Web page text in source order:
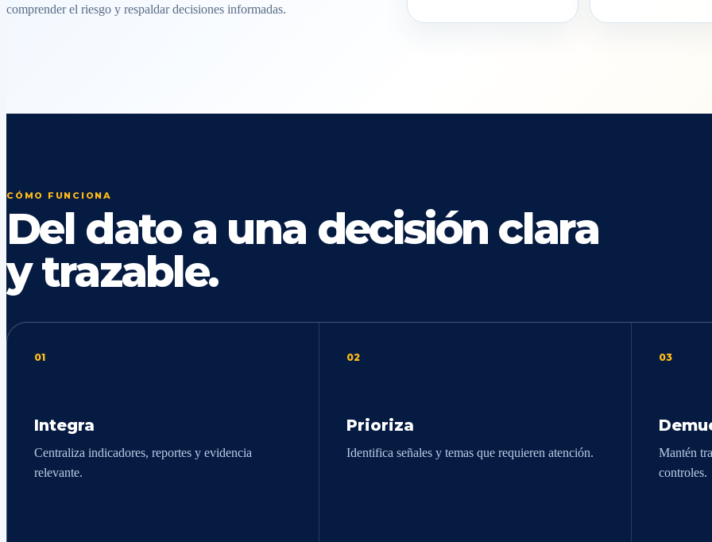
comprender el riesgo y respaldar decisiones informadas.
CÓMO FUNCIONA
Del dato a una decisión clara
y trazable.
01
Integra
Centraliza indicadores, reportes y evidencia
relevante.
02
Prioriza
Identifica señales y temas que requieren atención.
03
Mantén
controles.